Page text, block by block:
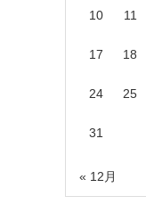
10 11
17 18
24 25
31
« 12月